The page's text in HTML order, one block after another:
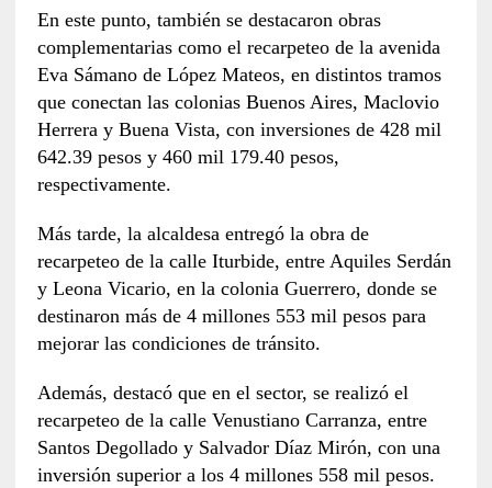
En este punto, también se destacaron obras
complementarias como el recarpeteo de la avenida
Eva Sámano de López Mateos, en distintos tramos
que conectan las colonias Buenos Aires, Maclovio
Herrera y Buena Vista, con inversiones de 428 mil
642.39 pesos y 460 mil 179.40 pesos,
respectivamente.
Más tarde, la alcaldesa entregó la obra de
recarpeteo de la calle Iturbide, entre Aquiles Serdán
y Leona Vicario, en la colonia Guerrero, donde se
destinaron más de 4 millones 553 mil pesos para
mejorar las condiciones de tránsito.
Además, destacó que en el sector, se realizó el
recarpeteo de la calle Venustiano Carranza, entre
Santos Degollado y Salvador Díaz Mirón, con una
inversión superior a los 4 millones 558 mil pesos.